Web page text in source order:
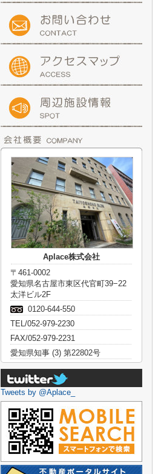
Aplace株式会社
〒461-0002
愛知県名古屋市東区代官町39−22
太洋ビル2F
0120-644-550
TEL/052-979-2230
FAX/052-979-2231
愛知県知事 (3) 第22802号
Tweets by @Aplace_